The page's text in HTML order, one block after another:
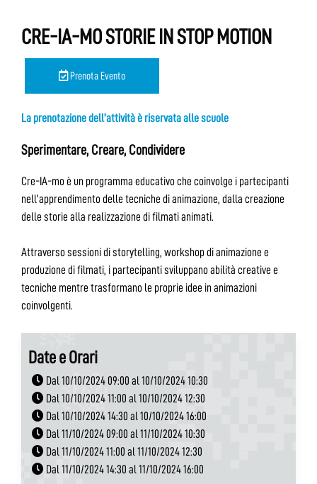
CRE-IA-MO STORIE IN STOP MOTION
Prenota Evento
La prenotazione dell’attività è riservata alle scuole
Sperimentare, Creare, Condividere
Cre-IA-mo è un programma educativo che coinvolge i partecipanti
nell’apprendimento delle tecniche di animazione, dalla creazione
delle storie alla realizzazione di filmati animati.
Attraverso sessioni di storytelling, workshop di animazione e
produzione di filmati, i partecipanti sviluppano abilità creative e
tecniche mentre trasformano le proprie idee in animazioni
coinvolgenti.
Date e Orari
Dal 10/10/2024 09:00 al 10/10/2024 10:30
Dal 10/10/2024 11:00 al 10/10/2024 12:30
Dal 10/10/2024 14:30 al 10/10/2024 16:00
Dal 11/10/2024 09:00 al 11/10/2024 10:30
Dal 11/10/2024 11:00 al 11/10/2024 12:30
Dal 11/10/2024 14:30 al 11/10/2024 16:00